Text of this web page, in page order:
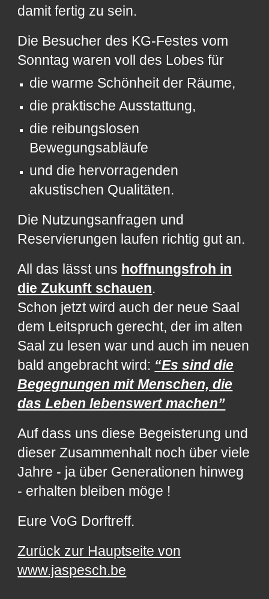
damit fertig zu sein.
Die Besucher des KG-Festes vom
Sonntag waren voll des Lobes für
die warme Schönheit der Räume,
die praktische Ausstattung,
die reibungslosen
Bewegungsabläufe
und die hervorragenden
akustischen Qualitäten.
Die Nutzungsanfragen und
Reservierungen laufen richtig gut an.
All das lässt uns hoffnungsfroh in
die Zukunft schauen.
Schon jetzt wird auch der neue Saal
dem Leitspruch gerecht, der im alten
Saal zu lesen war und auch im neuen
bald angebracht wird: “Es sind die
Begegnungen mit Menschen, die
das Leben lebenswert machen”
Auf dass uns diese Begeisterung und
dieser Zusammenhalt noch über viele
Jahre - ja über Generationen hinweg
- erhalten bleiben möge !
Eure VoG Dorftreff.
Zurück zur Hauptseite von
www.jaspesch.be